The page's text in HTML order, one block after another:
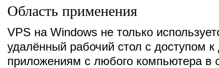
Область применения
VPS на Windows не только
удалённый рабочий стол с доступом
приложениям с любого компьютера в